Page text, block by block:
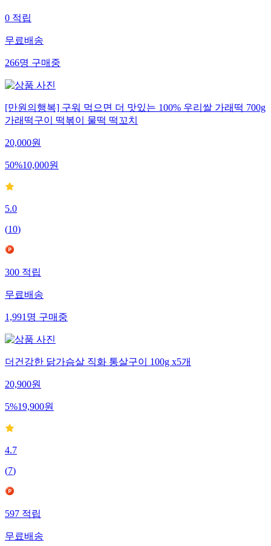
0적립
무료배송
266명구매중
[만원의행복] 구워 먹으면 더 맛있는 100% 우리쌀 가래떡 700g
가래떡구이 떡볶이 물떡 떡꼬치
20,000원
50%10,000원
5.0
(10)
300적립
무료배송
1,991명구매중
더건강한 닭가슴살 직화 통살구이 100g x5개
20,900원
5%19,900원
4.7
(7)
597적립
무료배송